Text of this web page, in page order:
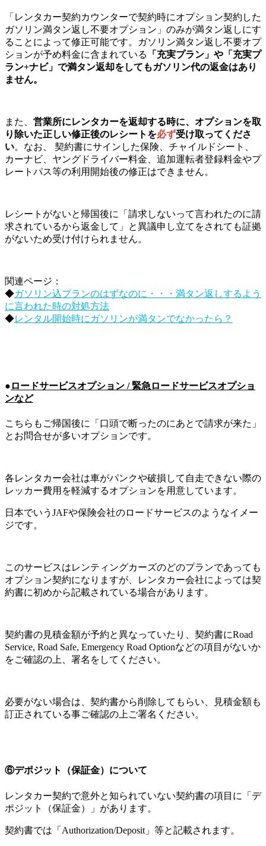
「レンタカー契約カウンターで契約時にオプション契約した
ガソリン満タン返し不要オプション」のみが満タン返しにす
ることによって修正可能です。ガソリン満タン返し不要オプ
ションが予め料金に含まれている
「充実プラン」や「充実プ
ラン+ナビ」で満タン返却をしてもガソリン代の返金はあり
ません。
また、 営業所にレンタカーを返却する時に、オプションを取
り除いた正しい修正後のレシートを必ず受け取ってくださ
い。なお、 契約書にサインした保険、チャイルドシート、
カーナビ、ヤングドライバー料金、追加運転者登録料金やプ
レートパス等の利用開始後の修正はできません。
レシートがないと帰国後に「請求しないって言われたのに請
求されているから返金して」と異議申し立てをされても証拠
がないため受け付けられません。
関連ページ：
◆ガソリン込プランのはずなのに・・・満タン返しするよう
に言われた時の対処方法
◆レンタル開始時にガソリンが満タンでなかったら？
● ロードサービスオプション / 緊急ロードサービスオプショ
ンなど
こちらもご帰国後に「口頭で断ったのにあとで請求が来た」
とお問合せが多いオプションです。
各レンタカー会社は車がパンクや破損して自走できない際の
レッカー費用を軽減するオプションを用意しています。
日本でいうJAFや保険会社のロードサービスのようなイメー
ジです。
このサービスはレンティングカーズのどのプランであっても
オプション契約になりますが、レンタカー会社によっては契
約書に初めから記載されている場合があります。
契約書の見積金額が予約と異なっていたり、契約書にRoad
Service, Road Safe, Emergency Road Optionなどの項目がないか
をご確認の上、署名をしてください。
必要がない場合は、契約書から削除してもらい、見積金額も
訂正されている事ご確認の上ご署名ください。
⑥デポジット（保証金）について
レンタカー契約で意外と知られていない契約書の項目に「デ
ポジット（保証金）」があります。
契約書では「Authorization/Deposit」等と記載されます。